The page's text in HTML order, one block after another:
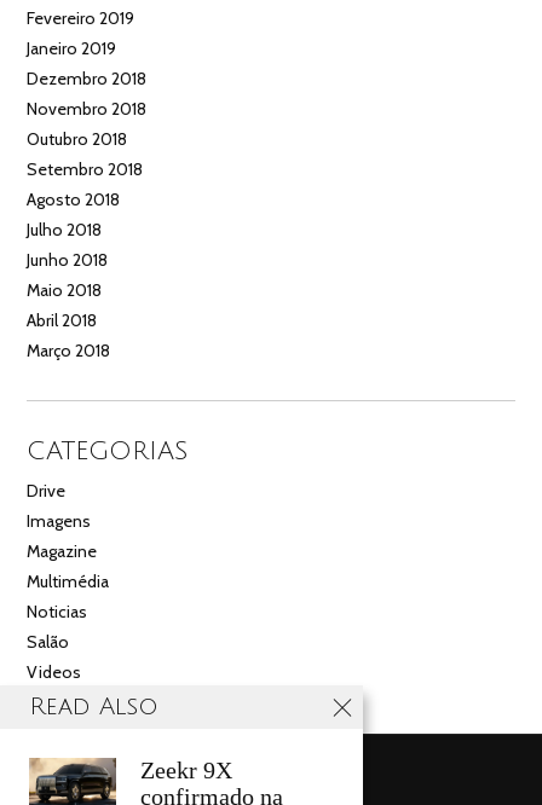
Fevereiro 2019
Janeiro 2019
Dezembro 2018
Novembro 2018
Outubro 2018
Setembro 2018
Agosto 2018
Julho 2018
Junho 2018
Maio 2018
Abril 2018
Março 2018
CATEGORIAS
Drive
Imagens
Magazine
Multimédia
Noticias
Salão
Videos
Read Also
Zeekr 9X
confirmado na